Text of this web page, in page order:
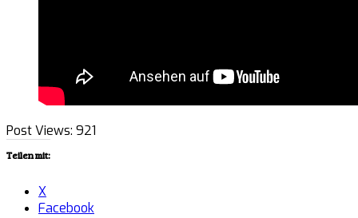
Post Views: 921
Teilen mit:
X
Facebook